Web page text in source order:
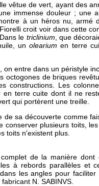
vêtue de vert, ayant des
immense douleur ; une
à un héros nu, armé
croit voir dans cette
Dans le triclinium , que
unolearium en terre
, on entre dans un péristyle
octogones de briques
constructions. Les
en terre cuite dont il ne
qui portèrent une treille.
sa découverte comme
plusieurs toits,
toits n'existent plus.
de la manière dont
à rebords parallèles et
les angles pour faciliter
N. SABINVS.